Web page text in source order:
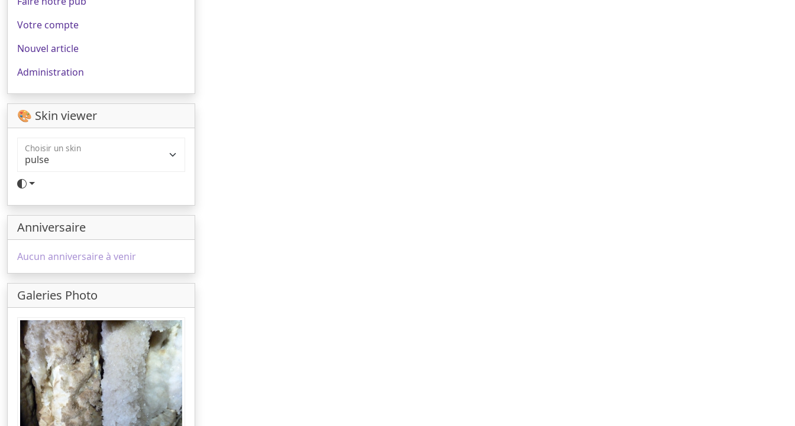
Votre compte
Nouvel article
Administration
🎨 Skin viewer
Choisir un skin
Anniversaire
Aucun anniversaire à venir
Galeries Photo